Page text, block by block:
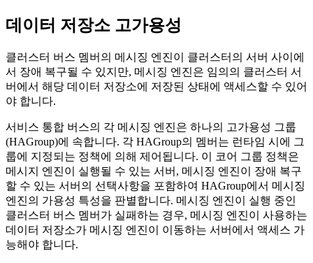
데이터 저장소 고가용성
클러스터 버스 멤버의 메시징 엔진이 클러스터의 서버 사이에
서 장애 복구될 수 있지만, 메시징 엔진은 임의의 클러스터 서
버에서 해당 데이터 저장소에 저장된 상태에 액세스할 수 있어
야 합니다.
서비스 통합 버스의 각 메시징 엔진은 하나의 고가용성 그룹
(HAGroup)에 속합니다. 각 HAGroup의 멤버는 런타임 시에 그
룹에 지정되는 정책에 의해 제어됩니다. 이 코어 그룹 정책은
메시지 엔진이 실행될 수 있는 서버, 메시징 엔진이 장애 복구
할 수 있는 서버의 선택사항을 포함하여 HAGroup에서 메시징
엔진의 가용성 특성을 판별합니다. 메시징 엔진이 실행 중인
클러스터 버스 멤버가 실패하는 경우, 메시징 엔진이 사용하는
데이터 저장소가 메시징 엔진이 이동하는 서버에서 액세스 가
능해야 합니다.